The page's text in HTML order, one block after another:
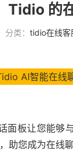
Tidio 的
分类： tidio在线客
AI智能在线
面板让您能够
助您成为在线